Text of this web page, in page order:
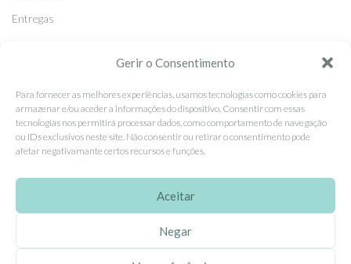
Gerir o Consentimento
Para fornecer as melhores experiências, usamos tecnologias como cookies para
armazenar e/ou aceder a informações do dispositivo. Consentir com essas
tecnologias nos permitirá processar dados, como comportamento de navegação
ou IDs exclusivos neste site. Não consentir ou retirar o consentimento pode
afetar negativamante certos recursos e funções.
Aceitar
Negar
Entregas
SEGUE-NOS
Facebook
Instagram
Pinterest